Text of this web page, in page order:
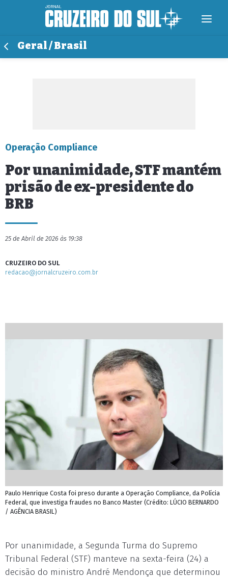
Geral / Brasil
Operação Compliance
Por unanimidade, STF mantém
prisão de ex-presidente do
BRB
25 de Abril de 2026 às 19:38
CRUZEIRO DO SUL
redacao@jornalcruzeiro.com.br
Paulo Henrique Costa foi preso durante a Operação Compliance, da Polícia
Federal, que investiga fraudes no Banco Master (Crédito: LÚCIO BERNARDO
/ AGÊNCIA BRASIL)
Por unanimidade, a Segunda Turma do Supremo
Tribunal Federal (STF) manteve na sexta-feira (24) a
decisão do ministro André Mendonça que determinou